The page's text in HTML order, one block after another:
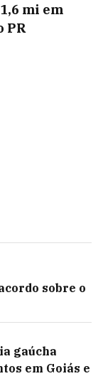
mi em
PR
sobre o
gaúcha
em Goiás e